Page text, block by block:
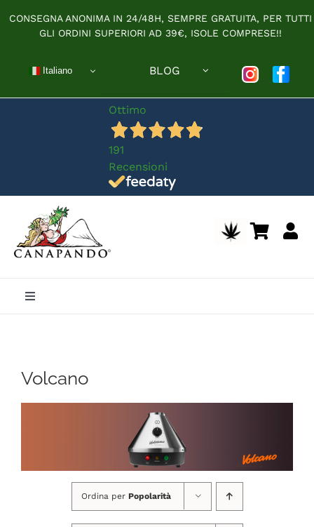
contenuto
CONSEGNA ANONIMA IN 24/48H, SEMPRE GRATUITA, PER TUTTI
GLI ORDINI SUPERIORI AD 39€, ISOLE COMPRESE!!
Italiano BLOG
Ottimo
191
Recensioni
Toggle
SHOP ONLINE
DELIVERY ROMA
Volcano
Ordina per Popolarità